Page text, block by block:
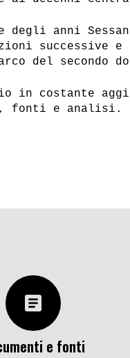
degli anni
del secondo
in costante
fonti e analisi.
article
e fonti